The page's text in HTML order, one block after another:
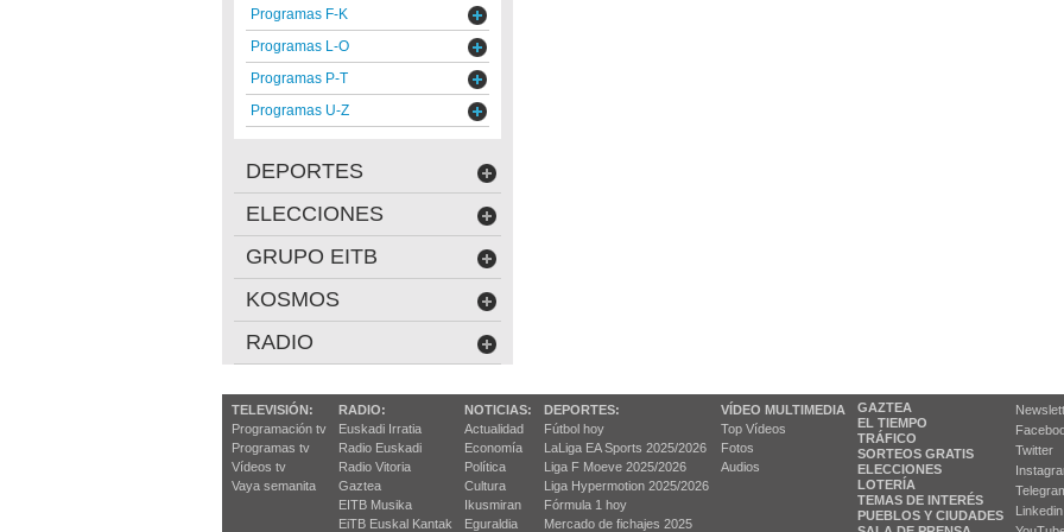
Programas F-K
Programas L-O
Programas P-T
Programas U-Z
DEPORTES
ELECCIONES
GRUPO EITB
KOSMOS
RADIO
TELEVISIÓN:
Programación tv
Programas tv
Vídeos tv
Vaya semanita
RADIO:
Euskadi Irratia
Radio Euskadi
Radio Vitoria
Gaztea
EITB Musika
EiTB Euskal Kantak
NOTICIAS:
Actualidad
Economía
Política
Cultura
Ikusmiran
Eguraldia
DEPORTES:
Fútbol hoy
LaLiga EA Sports 2025/2026
Liga F Moeve 2025/2026
Liga Hypermotion 2025/2026
Fórmula 1 hoy
Mercado de fichajes 2025
VÍDEO MULTIMEDIA
Top Vídeos
Fotos
Audios
GAZTEA
EL TIEMPO
TRÁFICO
SORTEOS GRATIS
ELECCIONES
LOTERÍA
TEMAS DE INTERÉS
PUEBLOS Y CIUDADES
Twitter
Linkedin